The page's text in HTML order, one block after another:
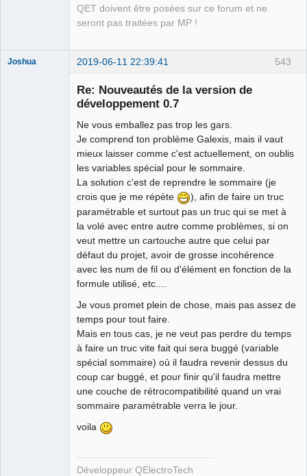
QET doivent être posées sur ce forum et ne
seront pas traitées par MP !
543
Joshua 2019-06-11 22:39:41
Re: Nouveautés de la version de
développement 0.7
Ne vous emballez pas trop les gars.
Je comprend ton problème Galexis, mais il vaut
mieux laisser comme c'est actuellement, on oublis
les variables spécial pour le sommaire.
La solution c'est de reprendre le sommaire (je
crois que je me répète
), afin de faire un truc
paramétrable et surtout pas un truc qui se met à
la volé avec entre autre comme problèmes, si on
veut mettre un cartouche autre que celui par
défaut du projet, avoir de grosse incohérence
avec les num de fil ou d'élément en fonction de la
formule utilisé, etc....
Je vous promet plein de chose, mais pas assez de
temps pour tout faire.
Mais en tous cas, je ne veut pas perdre du temps
à faire un truc vite fait qui sera buggé (variable
spécial sommaire) où il faudra revenir dessus du
coup car buggé, et pour finir qu'il faudra mettre
une couche de rétrocompatibilité quand un vrai
sommaire paramétrable verra le jour.
voila
Développeur QElectroTech